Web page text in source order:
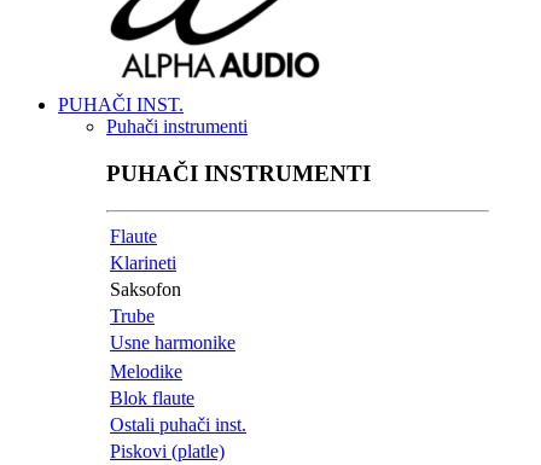
PUHAČI INST.
Puhači instrumenti
PUHAČI INSTRUMENTI
Flaute
Klarineti
Saksofon
Trube
Usne harmonike
Melodike
Blok flaute
Ostali puhači inst.
Piskovi (platle)